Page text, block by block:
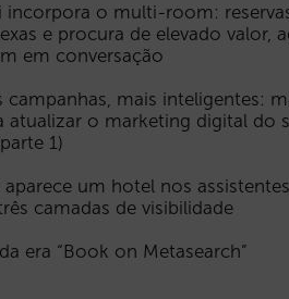
incorpora o multi-room:
e procura de elevado valor,
em conversação
campanhas, mais inteligentes:
atualizar o marketing digital do
1)
um hotel nos
camadas de visibilidade
era “Book on Metasearch”